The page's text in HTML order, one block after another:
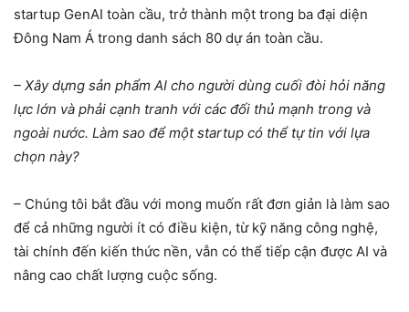
startup GenAI toàn cầu, trở thành một trong ba đại diện
Đông Nam Á trong danh sách 80 dự án toàn cầu.
– Xây dựng sản phẩm AI cho người dùng cuối đòi hỏi năng
lực lớn và phải cạnh tranh với các đối thủ mạnh trong và
ngoài nước. Làm sao để một startup có thể tự tin với lựa
chọn này?
– Chúng tôi bắt đầu với mong muốn rất đơn giản là làm sao
để cả những người ít có điều kiện, từ kỹ năng công nghệ,
tài chính đến kiến thức nền, vẫn có thể tiếp cận được AI và
nâng cao chất lượng cuộc sống.